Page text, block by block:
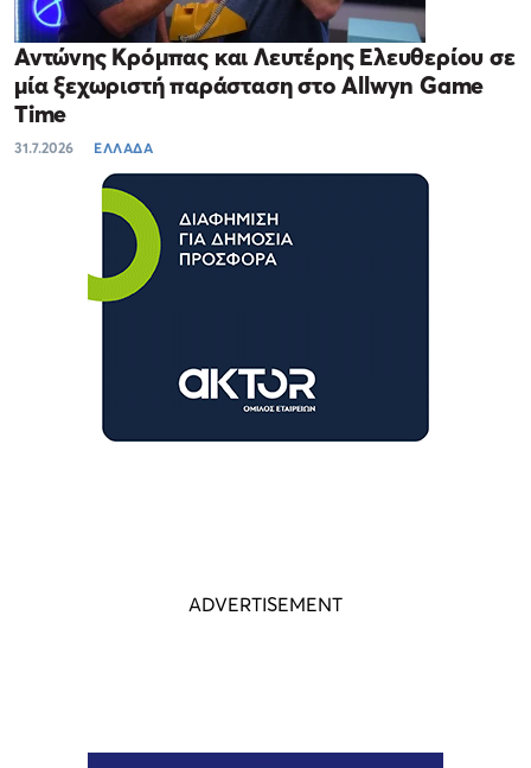
Αντώνης Κρόμπας και Λευτέρης Ελευθερίου σε
μία ξεχωριστή παράσταση στο Allwyn Game
Time
31.7.2026 ΕΛΛΑΔΑ